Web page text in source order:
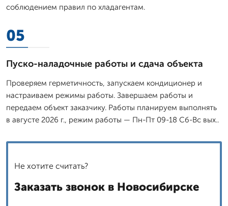
соблюдением правил по хладагентам.
05
Пуско-наладочные работы и сдача объекта
Проверяем герметичность, запускаем кондиционер и
настраиваем режимы работы. Завершаем работы и
передаем объект заказчику. Работы планируем выполнять
в августе 2026 г., режим работы — Пн-Пт 09-18 Сб-Вс вых..
Не хотите считать?
Заказать звонок в Новосибирске